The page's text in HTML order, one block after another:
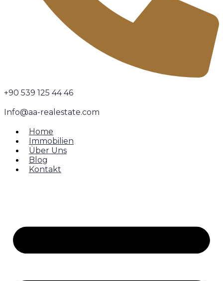
+90 539 125 44 46
Info@aa-realestate.com
Home
Immobilien
Über Uns
Blog
Kontakt